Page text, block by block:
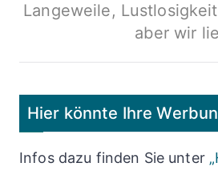
Langeweile,
aber wir
Hier könnte Ihre
Infos dazu finden Sie unter